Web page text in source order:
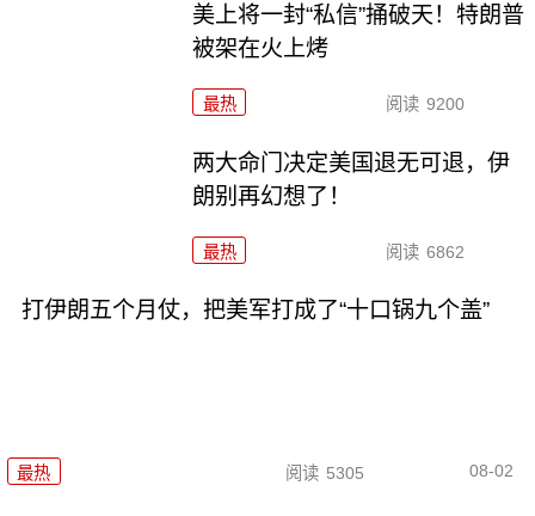
美上将一封“私信”捅破天！特朗普
被架在火上烤
最热 阅读 9200
两大命门决定美国退无可退，伊
朗别再幻想了！
最热 阅读 6862
打伊朗五个月仗，把美军打成了“十口锅九个盖”
最热 阅读 5305 08-02